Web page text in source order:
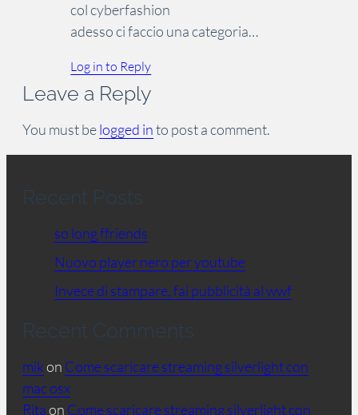
col cyberfashion
adesso ci faccio una categoria…
Log in to Reply
Leave a Reply
You must belogged into post a comment.
Recent Posts
so long ffriends
Nuovo player nero per youtube
Invece di stampare, fai pubblicità al wwf
Recent Comments
mikon Come scaricare streaming silverlight con
mac osx
Ritaon Come scaricare streaming silverlight con